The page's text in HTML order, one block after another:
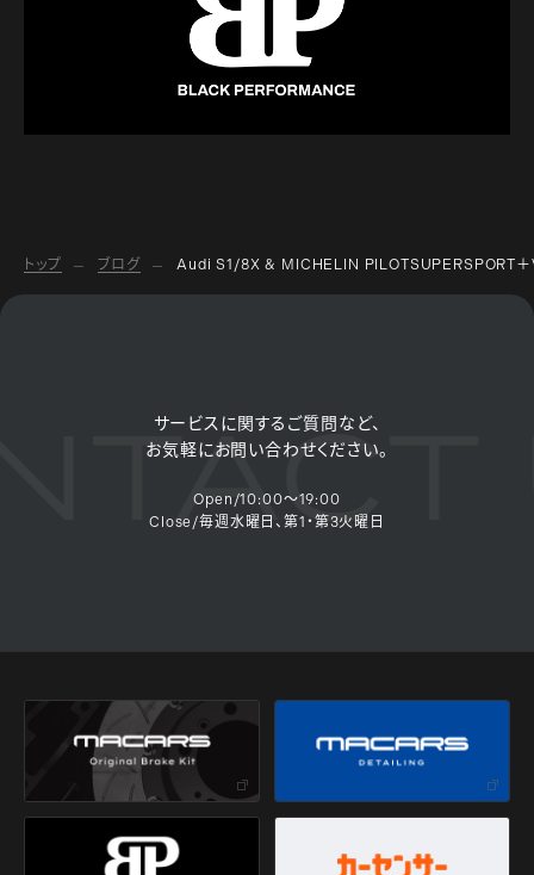
トップ ブログ Audi S1/8X & MICHELIN PILOTSUPERSPORT＋
サービスに関するご質問など、
お気軽にお問い合わせください。
Open/10:00～19:00
Close/毎週水曜日、第1・第3火曜日